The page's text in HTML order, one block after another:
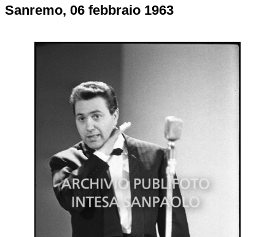
Sanremo, 06 febbraio 1963